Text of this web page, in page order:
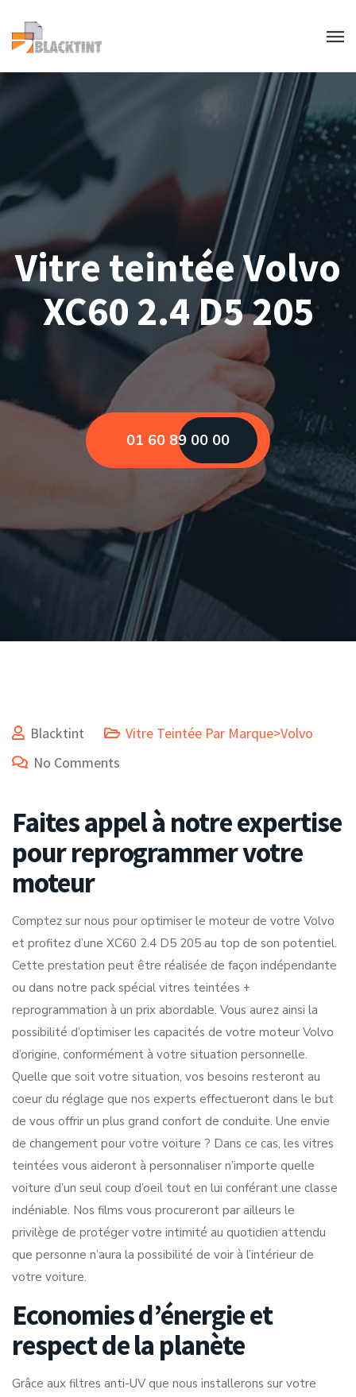
Vitre teintée Volvo
XC60 2.4 D5 205
01 60 89 00 00
Blacktint
Vitre Teintée Par Marque>Volvo
No Comments
Faites appel à notre expertise
pour reprogrammer votre
moteur
Comptez sur nous pour optimiser le moteur de votre Volvo
et profitez d’une XC60 2.4 D5 205 au top de son potentiel.
Cette prestation peut être réalisée de façon indépendante
ou dans notre pack spécial vitres teintées +
reprogrammation à un prix abordable. Vous aurez ainsi la
possibilité d’optimiser les capacités de votre moteur Volvo
d’origine, conformément à votre situation personnelle.
Quelle que soit votre situation, vos besoins resteront au
coeur du réglage que nos experts effectueront dans le but
de vous offrir un plus grand confort de conduite. Une envie
de changement pour votre voiture ? Dans ce cas, les vitres
teintées vous aideront à personnaliser n’importe quelle
voiture d’un seul coup d’oeil tout en lui conférant une classe
indéniable. Nos films vous procureront par ailleurs le
privilège de protéger votre intimité au quotidien attendu
que personne n’aura la possibilité de voir à l’intérieur de
votre voiture.
Economies d’énergie et
respect de la planète
Grâce aux filtres anti-UV que nous installerons sur votre